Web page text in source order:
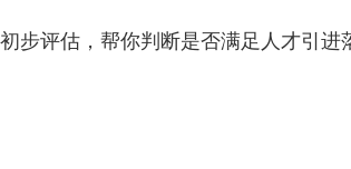
评估，帮你判断是否满足人才引进